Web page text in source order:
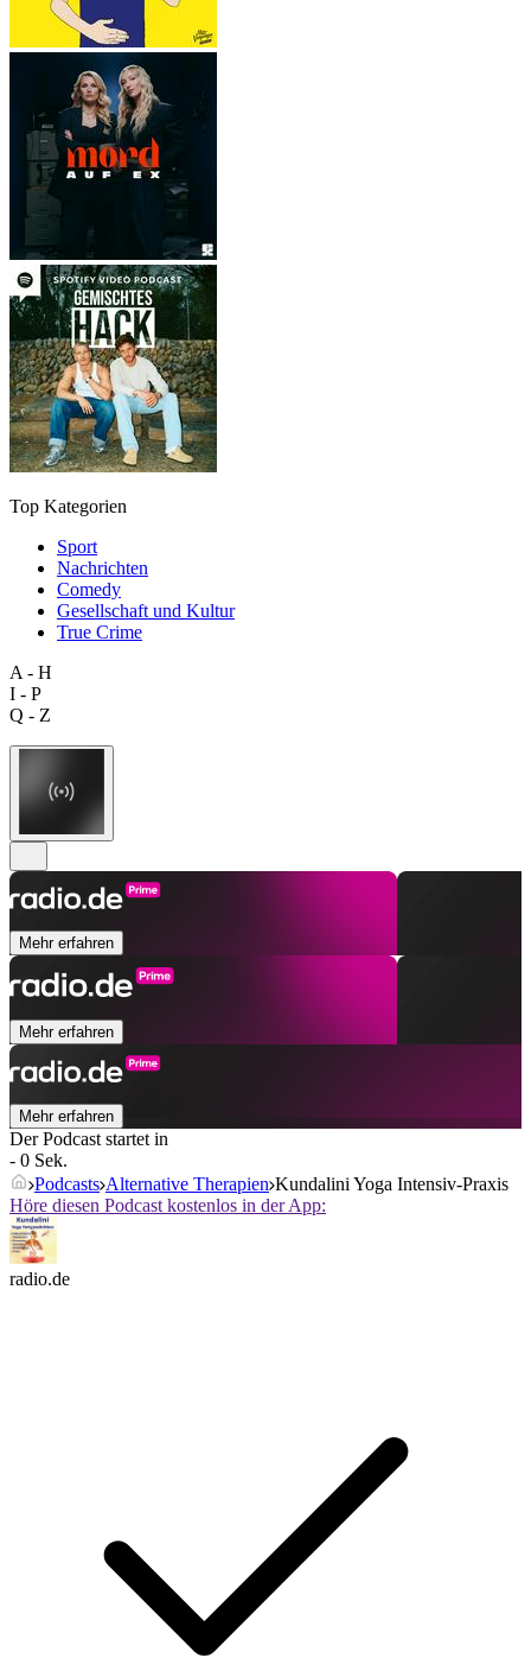
Top Kategorien
Sport
Nachrichten
Comedy
Gesellschaft und Kultur
True Crime
A - H
I - P
Q - Z
Mehr erfahren
Mehr erfahren
Mehr erfahren
Der Podcast startet in
- 0 Sek.
Podcasts Alternative Therapien Kundalini Yoga Intensiv-Praxis
Höre diesen Podcast kostenlos in der App:
radio.de